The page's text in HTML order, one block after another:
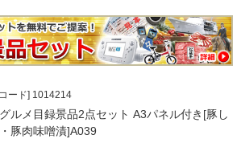
ード] 1014214
ルメ目録景品2点セット A3パネル付き[豚し
豚肉味噌漬]A039